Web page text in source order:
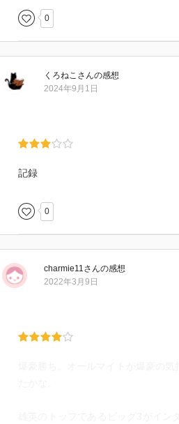
0
くろねこ さんの感想
2024年9月1日
記録
0
charmie11 さんの感想
2022年3月9日